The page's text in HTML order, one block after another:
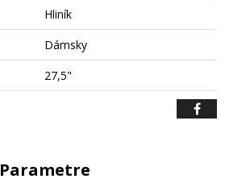
Hliník
Dámsky
27,5"
Parametre